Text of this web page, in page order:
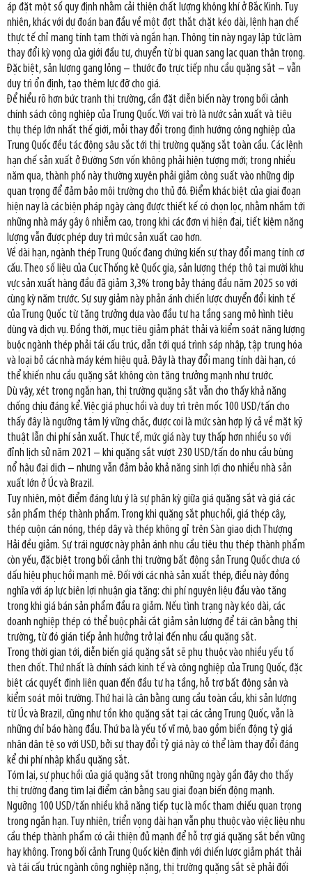
áp đặt một số quy định nhằm cải thiện chất lượng không khí ở Bắc Kinh. Tuy
nhiên, khác với dự đoán ban đầu về một đợt thắt chặt kéo dài, lệnh hạn chế
thực tế chỉ mang tính tạm thời và ngắn hạn. Thông tin này ngay lập tức làm
thay đổi kỳ vọng của giới đầu tư, chuyển từ bi quan sang lạc quan thận trọng.
Đặc biệt, sản lượng gang lỏng – thước đo trực tiếp nhu cầu quặng sắt – vẫn
duy trì ổn định, tạo thêm lực đỡ cho giá.
Để hiểu rõ hơn bức tranh thị trường, cần đặt diễn biến này trong bối cảnh
chính sách công nghiệp của Trung Quốc. Với vai trò là nước sản xuất và tiêu
thụ thép lớn nhất thế giới, mỗi thay đổi trong định hướng công nghiệp của
Trung Quốc đều tác động sâu sắc tới thị trường quặng sắt toàn cầu. Các lệnh
hạn chế sản xuất ở Đường Sơn vốn không phải hiện tượng mới; trong nhiều
năm qua, thành phố này thường xuyên phải giảm công suất vào những dịp
quan trọng để đảm bảo môi trường cho thủ đô. Điểm khác biệt của giai đoạn
hiện nay là các biện pháp ngày càng được thiết kế có chọn lọc, nhằm nhắm tới
những nhà máy gây ô nhiễm cao, trong khi các đơn vị hiện đại, tiết kiệm năng
lượng vẫn được phép duy trì mức sản xuất cao hơn.
Về dài hạn, ngành thép Trung Quốc đang chứng kiến sự thay đổi mang tính cơ
cấu. Theo số liệu của Cục Thống kê Quốc gia, sản lượng thép thô tại mười khu
vực sản xuất hàng đầu đã giảm 3,3% trong bảy tháng đầu năm 2025 so với
cùng kỳ năm trước. Sự suy giảm này phản ánh chiến lược chuyển đổi kinh tế
của Trung Quốc: từ tăng trưởng dựa vào đầu tư hạ tầng sang mô hình tiêu
dùng và dịch vụ. Đồng thời, mục tiêu giảm phát thải và kiểm soát năng lượng
buộc ngành thép phải tái cấu trúc, dẫn tới quá trình sáp nhập, tập trung hóa
và loại bỏ các nhà máy kém hiệu quả. Đây là thay đổi mang tính dài hạn, có
thể khiến nhu cầu quặng sắt không còn tăng trưởng mạnh như trước.
Dù vậy, xét trong ngắn hạn, thị trường quặng sắt vẫn cho thấy khả năng
chống chịu đáng kể. Việc giá phục hồi và duy trì trên mốc 100 USD/tấn cho
thấy đây là ngưỡng tâm lý vững chắc, được coi là mức sàn hợp lý cả về mặt kỹ
thuật lẫn chi phí sản xuất. Thực tế, mức giá này tuy thấp hơn nhiều so với
đỉnh lịch sử năm 2021 – khi quặng sắt vượt 230 USD/tấn do nhu cầu bùng
nổ hậu đại dịch – nhưng vẫn đảm bảo khả năng sinh lợi cho nhiều nhà sản
xuất lớn ở Úc và Brazil.
Tuy nhiên, một điểm đáng lưu ý là sự phân kỳ giữa giá quặng sắt và giá các
sản phẩm thép thành phẩm. Trong khi quặng sắt phục hồi, giá thép cây,
thép cuộn cán nóng, thép dây và thép không gỉ trên Sàn giao dịch Thượng
Hải đều giảm. Sự trái ngược này phản ánh nhu cầu tiêu thụ thép thành phẩm
còn yếu, đặc biệt trong bối cảnh thị trường bất động sản Trung Quốc chưa có
dấu hiệu phục hồi mạnh mẽ. Đối với các nhà sản xuất thép, điều này đồng
nghĩa với áp lực biên lợi nhuận gia tăng: chi phí nguyên liệu đầu vào tăng
trong khi giá bán sản phẩm đầu ra giảm. Nếu tình trạng này kéo dài, các
doanh nghiệp thép có thể buộc phải cắt giảm sản lượng để tái cân bằng thị
trường, từ đó gián tiếp ảnh hưởng trở lại đến nhu cầu quặng sắt.
Trong thời gian tới, diễn biến giá quặng sắt sẽ phụ thuộc vào nhiều yếu tố
then chốt. Thứ nhất là chính sách kinh tế và công nghiệp của Trung Quốc, đặc
biệt các quyết định liên quan đến đầu tư hạ tầng, hỗ trợ bất động sản và
kiểm soát môi trường. Thứ hai là cân bằng cung cầu toàn cầu, khi sản lượng
từ Úc và Brazil, cũng như tồn kho quặng sắt tại các cảng Trung Quốc, vẫn là
những chỉ báo hàng đầu. Thứ ba là yếu tố vĩ mô, bao gồm biến động tỷ giá
nhân dân tệ so với USD, bởi sự thay đổi tỷ giá này có thể làm thay đổi đáng
kể chi phí nhập khẩu quặng sắt.
Tóm lại, sự phục hồi của giá quặng sắt trong những ngày gần đây cho thấy
thị trường đang tìm lại điểm cân bằng sau giai đoạn biến động mạnh.
Ngưỡng 100 USD/tấn nhiều khả năng tiếp tục là mốc tham chiếu quan trọng
trong ngắn hạn. Tuy nhiên, triển vọng dài hạn vẫn phụ thuộc vào việc liệu nhu
cầu thép thành phẩm có cải thiện đủ mạnh để hỗ trợ giá quặng sắt bền vững
hay không. Trong bối cảnh Trung Quốc kiên định với chiến lược giảm phát thải
và tái cấu trúc ngành công nghiệp nặng, thị trường quặng sắt sẽ phải đối